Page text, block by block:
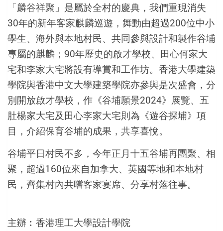
「麟谷祥聚」是屬於全村的慶典，我們重現消失
30年的新年客家麒麟巡遊，舞動由超過200位中小
學生、海外與本地村民、共同參與設計和製作谷埔
專屬的麒麟；90年歷史的啟才學校、田心何家大
宅和李家大宅將設有導賞和工作坊。香港大學建築
學院與香港中文大學建築學院亦參與是次盛會，分
別開放啟才學校，作《谷埔願景2024》展覽、五
肚楊家大宅及田心李家大宅則為《遊谷探埔》項
目，介紹保育谷埔的成果，共享喜悅。
谷埔平日村民不多，今年正月十五谷埔再團聚、相
聚，超過160位來自加拿大、英國等地和本地村
民，齊集村內共嚐客家宴席、分享村落往事。
主辦︰香港理工大學設計學院